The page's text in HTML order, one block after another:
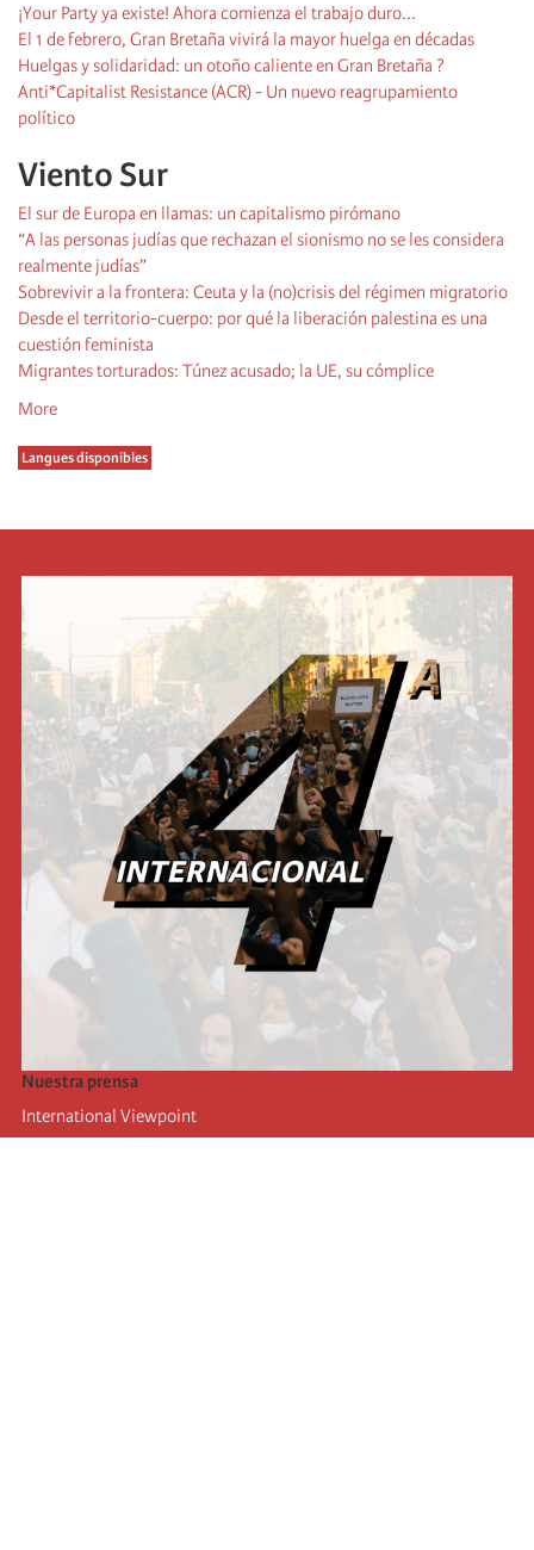
¡Your Party ya existe! Ahora comienza el trabajo duro...
El 1 de febrero, Gran Bretaña vivirá la mayor huelga en décadas
Huelgas y solidaridad: un otoño caliente en Gran Bretaña ?
Anti*Capitalist Resistance (ACR) - Un nuevo reagrupamiento
político
Viento Sur
El sur de Europa en llamas: un capitalismo pirómano
“A las personas judías que rechazan el sionismo no se les considera
realmente judías”
Sobrevivir a la frontera: Ceuta y la (no)crisis del régimen migratorio
Desde el territorio-cuerpo: por qué la liberación palestina es una
cuestión feminista
Migrantes torturados: Túnez acusado; la UE, su cómplice
More
Langues disponibles
Nuestra prensa
International Viewpoint